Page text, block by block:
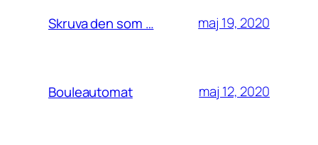
Skruva den som … maj 19, 2020
Bouleautomat maj 12, 2020